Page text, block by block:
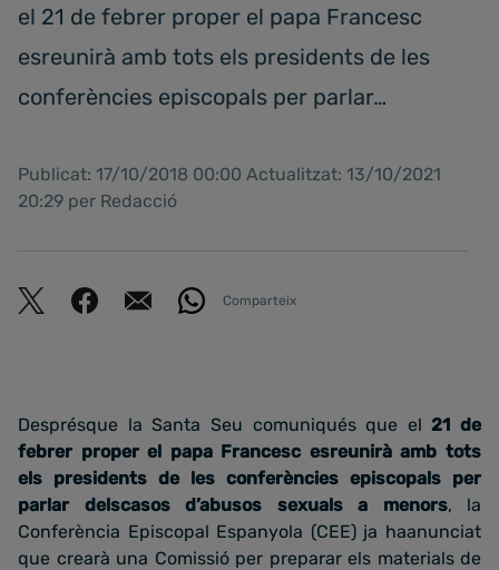
el 21 de febrer proper el papa Francesc
esreunirà amb tots els presidents de les
conferències episcopals per parlar…
Publicat: 17/10/2018 00:00 Actualitzat: 13/10/2021
20:29 per Redacció
Comparteix
Desprésque la Santa Seu comuniqués que el21 de
febrer proper el papa Francesc esreunirà amb tots
els presidents de les conferències episcopals per
parlar delscasos d’abusos sexuals a menors, la
Conferència Episcopal Espanyola (CEE) ja haanunciat
que crearà una Comissió per preparar els materials de